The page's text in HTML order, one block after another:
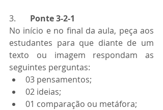
3. Ponte 3-2-1
No início e no final da aula, peça aos
estudantes para que diante de um
texto ou imagem respondam as
seguintes perguntas:
03 pensamentos;
02 ideias;
01 comparação ou metáfora;